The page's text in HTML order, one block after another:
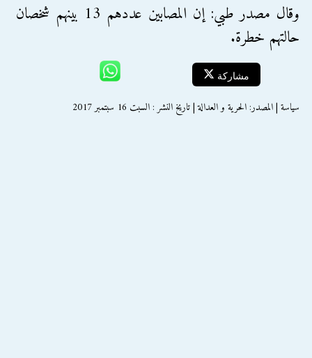
وقال مصدر طبي: إن المصابين عددهم 13 بينهم شخصان
حالتهم خطرة.
مشاركة
سياسة | المصدر: الحرية و العدالة | تاريخ النشر : السبت 16 سبتمبر 2017